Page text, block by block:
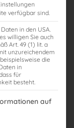
,
verfügbar sind.
in den USA.
willigen Sie auch
Art. 49 (1) lit. a
unzureichendem
die
in
für
besteht.
des IAB
auf